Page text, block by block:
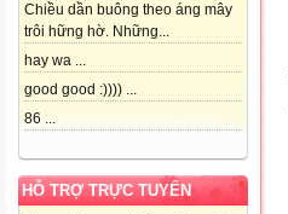
Chiều dần buông theo áng mây
trôi hững hờ. Những...
hay wa ...
good good :)))) ...
86 ...
HỖ TRỢ TRỰC TUYẾN